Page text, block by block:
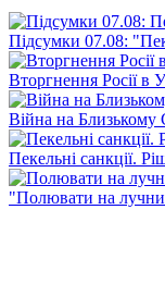
Підсумки 07.08:
Вторгнення Росії в
Війна на Близькому
Пекельні санкції.
"Полювати на